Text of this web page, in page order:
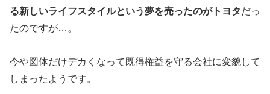
る新しいライフスタイルという夢を売ったのがトヨタだっ
たのですが…。
今や図体だけデカくなって既得権益を守る会社に変貌して
しまったようです。